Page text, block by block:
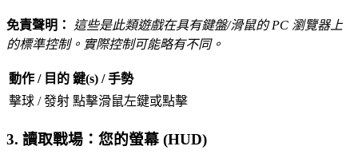
免責聲明：
這些是此類遊戲在具有鍵盤/滑鼠的 PC 瀏覽器上
的標準控制。實際控制可能略有不同。
動作 / 目的 鍵(s) / 手勢
擊球 / 發射 點擊滑鼠左鍵或點擊
3. 讀取戰場：您的螢幕 (HUD)